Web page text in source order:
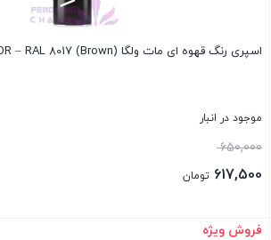
اسپری رنگ قهوه ای مات ولگا VOLGA COLOR – RAL 8017 (Brown)
موجود در انبار
650,000قیمت
اصلی:
بود.
617,500 تومان
فعلی:
بستن
فروش ویژه